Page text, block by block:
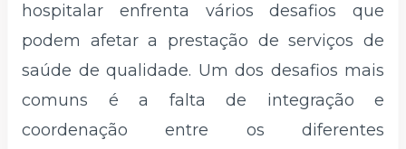
hospitalar enfrenta vários desafios que
podem afetar a prestação de serviços de
saúde de qualidade. Um dos desafios mais
comuns é a falta de integração e
coordenação entre os diferentes